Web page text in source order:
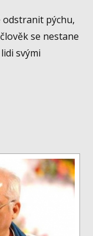
odstranit pýchu,
se nestane
svými